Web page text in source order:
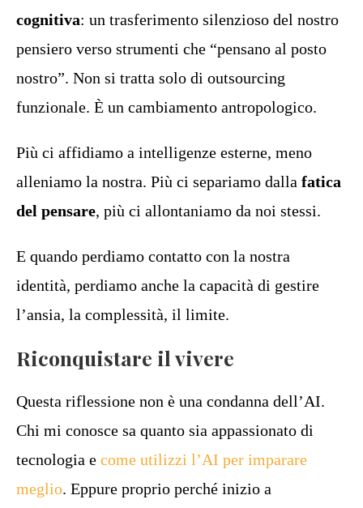
cognitiva: un trasferimento silenzioso del nostro
pensiero verso strumenti che “pensano al posto
nostro”. Non si tratta solo di outsourcing
funzionale. È un cambiamento antropologico.
Più ci affidiamo a intelligenze esterne, meno
alleniamo la nostra. Più ci separiamo dalla fatica
del pensare, più ci allontaniamo da noi stessi.
E quando perdiamo contatto con la nostra
identità, perdiamo anche la capacità di gestire
l’ansia, la complessità, il limite.
Riconquistare il vivere
Questa riflessione non è una condanna dell’AI.
Chi mi conosce sa quanto sia appassionato di
tecnologia e come utilizzi l’AI per imparare
meglio. Eppure proprio perché inizio a